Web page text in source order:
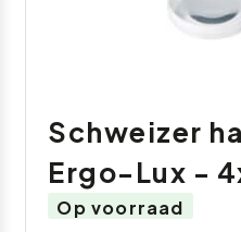
Schweizer
Ergo-Lux -
Op voorraad